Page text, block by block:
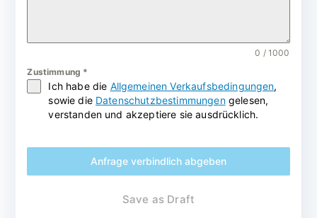
0 / 1000
Zustimmung *
Ich habe die Allgemeinen Verkaufsbedingungen,
sowie die Datenschutzbestimmungengelesen,
verstanden und akzeptiere sie ausdrücklich.
Anfrage verbindlich abgeben
Save as Draft